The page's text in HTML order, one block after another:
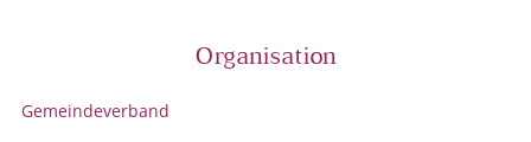
Organisation
Gemeindeverband